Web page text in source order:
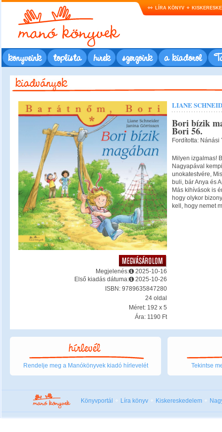
LÍRA KÖNYV
könyveink toplista hírek szerzőink a kiadóról
Megjelenés:
2025-10-16
Első kiadás dátuma:
2025-10-26
ISBN: 9789635847280
24 oldal
Méret: 192 x 5
Ára: 1190 Ft
LIANE
Bori bízik
Bori 56.
Fordította: Nánási
Milyen izgalmas!
Nagyapával
unokatestvére,
buli, bár Anya és
Más kihívások is
hogy olykor
kell, hogy nemet
Rendelje meg a Manókönyvek kiadó hírlevelét Tekintse
Könyvportál Líra könyv Kiskereskedelem